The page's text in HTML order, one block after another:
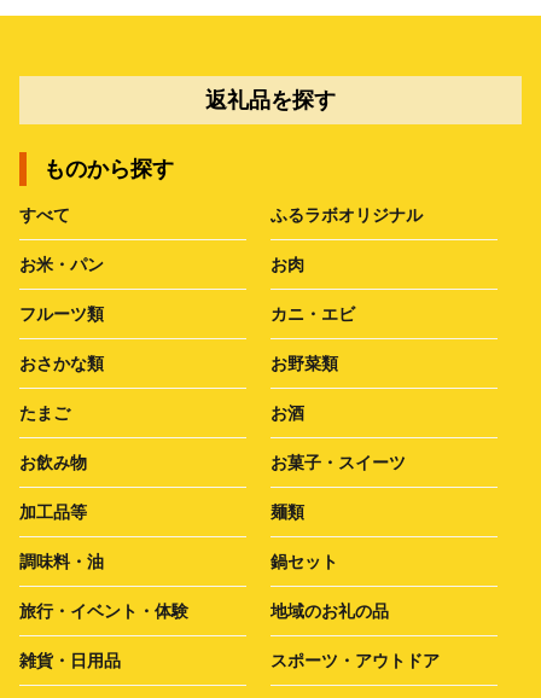
返礼品を探す
ものから探す
すべて ふるラボオリジナル
お米・パン お肉
フルーツ類 カニ・エビ
おさかな類 お野菜類
たまご お酒
お飲み物 お菓子・スイーツ
加工品等 麺類
調味料・油 鍋セット
旅行・イベント・体験 地域のお礼の品
雑貨・日用品 スポーツ・アウトドア